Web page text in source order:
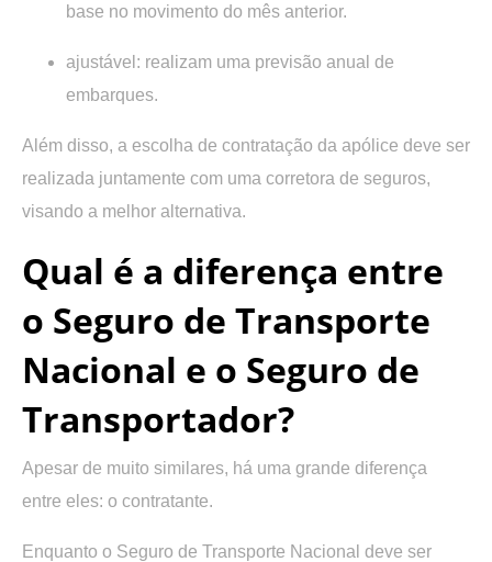
base no movimento do mês anterior.
ajustável: realizam uma previsão anual de
embarques.
Além disso, a escolha de contratação da apólice deve ser
realizada juntamente com uma corretora de seguros,
visando a melhor alternativa.
Qual é a diferença entre
o Seguro de Transporte
Nacional e o Seguro de
Transportador?
Apesar de muito similares, há uma grande diferença
entre eles: o contratante.
Enquanto o Seguro de Transporte Nacional deve ser